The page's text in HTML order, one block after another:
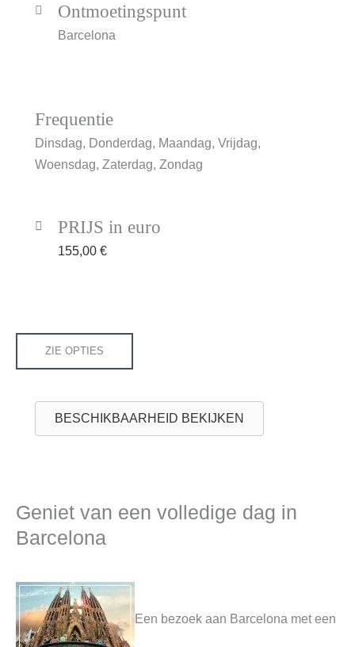
Ontmoetingspunt
Barcelona
Frequentie
Dinsdag, Donderdag, Maandag, Vrijdag,
Woensdag, Zaterdag, Zondag
PRIJS in euro
155,00 €
ZIE OPTIES
BESCHIKBAARHEID BEKIJKEN
Geniet van een volledige dag in
Barcelona
Een bezoek aan Barcelona met een